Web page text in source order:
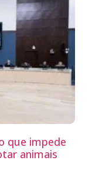
que impede
animais